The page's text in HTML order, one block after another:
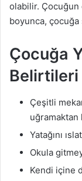
olabilir. Çocuğun
boyunca, çocuğa
Çocuğa
Belirtileri
Çeşitli
uğramaktan
Yatağını
Okula
Kendi içine